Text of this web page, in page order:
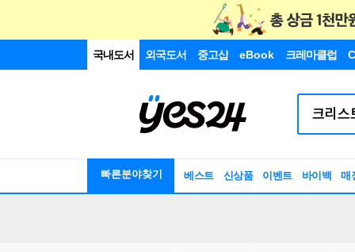
국내도서 외국도서 중고샵 eBook 크레마클럽
빠른분야찾기 베스트 신상품 이벤트 바이백 매